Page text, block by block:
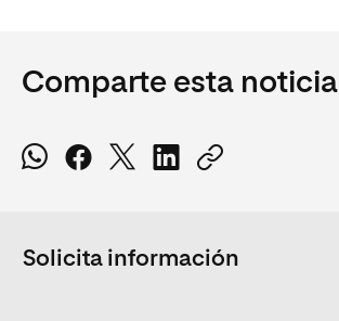
Comparte esta noticia
Solicita información